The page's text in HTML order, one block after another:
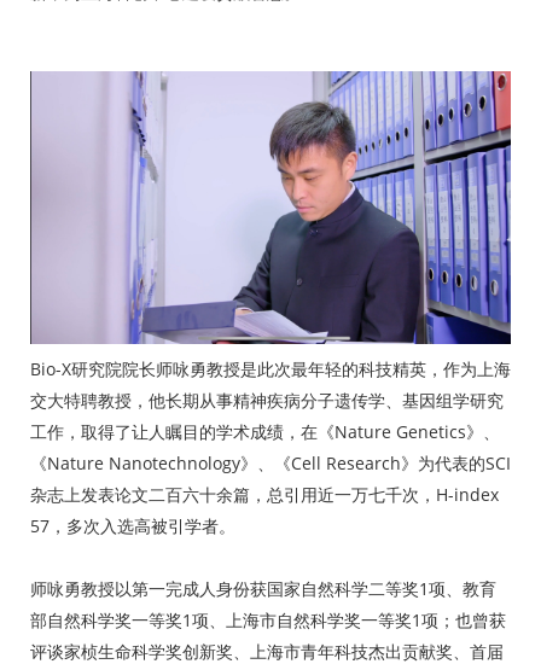
Bio-X研究院院长师咏勇教授是此次最年轻的科技精英，作为上海
交大特聘教授，他长期从事精神疾病分子遗传学、基因组学研究
工作，取得了让人瞩目的学术成绩，在《Nature Genetics》、
《Nature Nanotechnology》、《Cell Research》为代表的SCI
杂志上发表论文二百六十余篇，总引用近一万七千次，H-index
57，多次入选高被引学者。
师咏勇教授以第一完成人身份获国家自然科学二等奖1项、教育
部自然科学奖一等奖1项、上海市自然科学奖一等奖1项；也曾获
评谈家桢生命科学奖创新奖、上海市青年科技杰出贡献奖、首届